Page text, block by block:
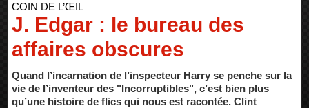
COIN DE L’ŒIL
J. Edgar : le bureau des
affaires obscures
Quand l’incarnation de l’inspecteur Harry se penche sur la
vie de l’inventeur des "Incorruptibles", c’est bien plus
qu’une histoire de flics qui nous est racontée. Clint